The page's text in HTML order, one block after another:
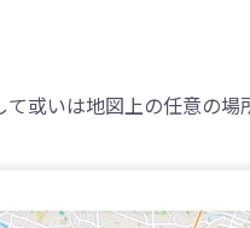
或いは地図上の任意の場